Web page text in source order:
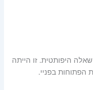
היפותטית. זו הייתה
הפתוחות בפניי.